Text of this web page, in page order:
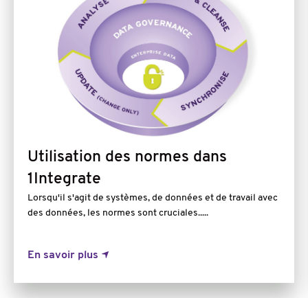
Utilisation des normes dans
1Integrate
Lorsqu'il s'agit de systèmes, de données et de travail avec
des données, les normes sont cruciales.....
En savoir plus